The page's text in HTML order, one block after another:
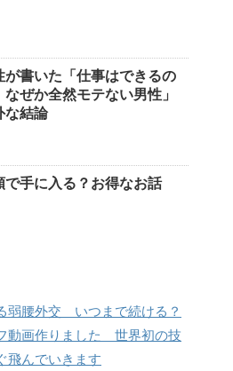
が書いた「仕事はできるの
なぜか全然モテない男性」
な結論
で手に入る？お得なお話
弱腰外交 いつまで続ける？
動画作りました 世界初の技
飛んでいきます